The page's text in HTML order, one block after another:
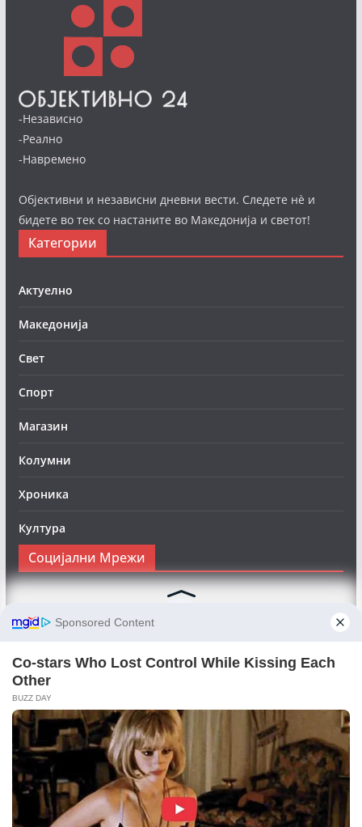
-Независно
-Реално
-Навремено
Објективни и независни дневни вести. Следете нè и
бидете во тек со настаните во Македонија и светот!
Категории
Актуелно
Македонија
Свет
Спорт
Магазин
Колумни
Хроника
Култура
Социјални Мрежи
Следете нè на Фејсбук за да сте во тек со најновите